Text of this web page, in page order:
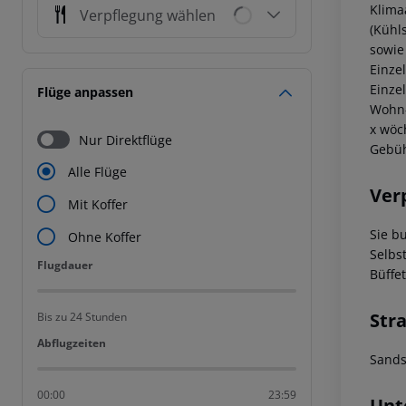
Verpflegung wählen
Flüge anpassen
Nur Direktflüge
Alle Flüge
Mit Koffer
Ohne Koffer
Flugdauer
Flugdauer
Bis zu 24 Stunden
Abflugzeiten
Abflugzeiten
00:00 23:59
x
Sie